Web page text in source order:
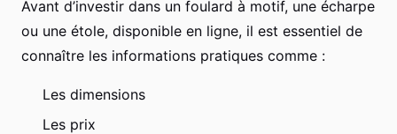
Avant d’investir dans un foulard à motif, une écharpe
ou une étole, disponible en ligne, il est essentiel de
connaître les informations pratiques comme :
Les dimensions
Les prix